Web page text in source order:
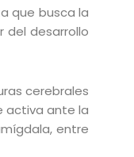
que busca la
del desarrollo
cerebrales
activa ante la
entre